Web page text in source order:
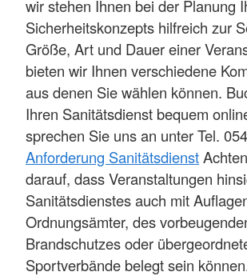
wir stehen Ihnen bei der Planung
Sicherheitskonzepts hilfreich zur
Größe, Art und Dauer einer
bieten wir Ihnen verschiedene
aus denen Sie wählen können.
Ihren Sanitätsdienst bequem
sprechen Sie uns an unter Tel.
Anforderung Sanitätsdienst
darauf, dass Veranstaltungen
Sanitätsdienstes auch mit
Ordnungsämter, des
Brandschutzes oder
Sportverbände belegt sein